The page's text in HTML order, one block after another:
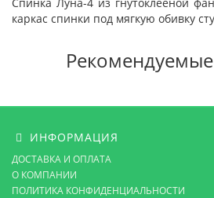
каркас спинки под мягкую обивку
ИНФОРМАЦИЯ
ДОСТАВКА И ОПЛАТА
О КОМПАНИИ
ПОЛИТИКА КОНФИДЕНЦИАЛЬНОСТИ